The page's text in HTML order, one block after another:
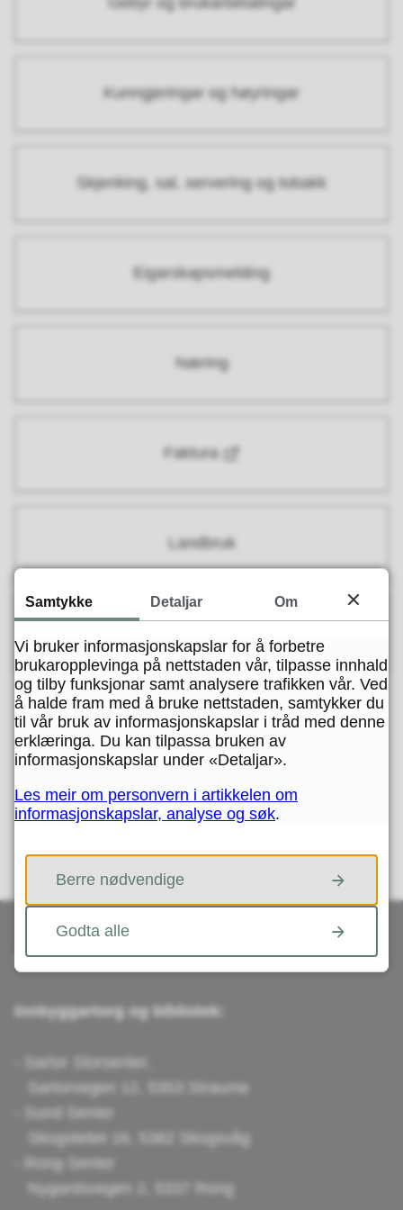
Kunngjeringar og høyringar
Skjenking, sal, servering og tobakk
Eigarskapsmelding
Næring
Faktura
Landbruk
Fann du det du leita etter?
JA NEI
Besøk oss
Innbyggartorg og bibliotek:
- Sartor Storsenter,
Sartorvegen 12, 5353 Straume
- Sund Senter
Skogsleitet 16, 5382 Skogsvåg
- Rong Senter
Nygardsvegen 2, 5337 Rong
Samtykke Detaljar Om
Vi bruker informasjonskapslar for å forbetre
brukaropplevinga på nettstaden vår, tilpasse innhald
og tilby funksjonar samt analysere trafikken vår. Ved
å halde fram med å bruke nettstaden, samtykker du
til vår bruk av informasjonskapslar i tråd med denne
erklæringa. Du kan tilpassa bruken av
informasjonskapslar under «Detaljar».
Les meir om personvern i artikkelen om
informasjonskapslar, analyse og søk.
Berre nødvendige
Godta alle